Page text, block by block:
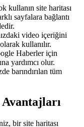
kullanın site haritası
sayfalara bağlantı
video içeriğini
kullanılır.
Haberler için
yardımcı olur.
barındırılan tüm
bir site haritası